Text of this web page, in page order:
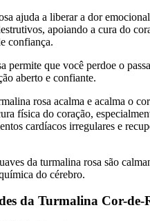
ajuda a liberar a dor
apoiando a cura do
confiança.
permite que você perdoe o
aberto e confiante.
rosa acalma e acalma o
física do coração,
cardíacos irregulares e
da turmalina rosa são
do cérebro.
da Turmalina Cor-de-